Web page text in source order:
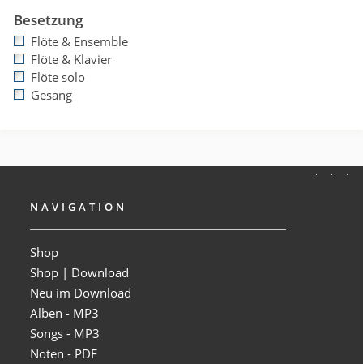
Besetzung
Flöte & Ensemble
Flöte & Klavier
Flöte solo
Gesang
NAVIGATION
Shop
Shop | Download
Neu im Download
Alben - MP3
Songs - MP3
Noten - PDF